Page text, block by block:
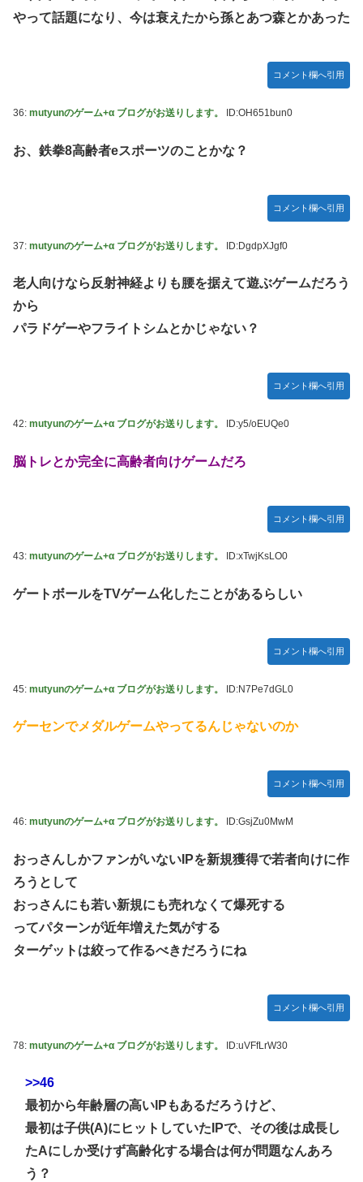
やって話題になり、今は衰えたから孫とあつ森とかあった
コメント欄へ引用
36: mutyunのゲーム+α ブログがお送りします。 ID:OH651bun0
お、鉄拳8高齢者eスポーツのことかな？
コメント欄へ引用
37: mutyunのゲーム+α ブログがお送りします。 ID:DgdpXJgf0
老人向けなら反射神経よりも腰を据えて遊ぶゲームだろう
から
パラドゲーやフライトシムとかじゃない？
コメント欄へ引用
42: mutyunのゲーム+α ブログがお送りします。 ID:y5/oEUQe0
脳トレとか完全に高齢者向けゲームだろ
コメント欄へ引用
43: mutyunのゲーム+α ブログがお送りします。 ID:xTwjKsLO0
ゲートボールをTVゲーム化したことがあるらしい
コメント欄へ引用
45: mutyunのゲーム+α ブログがお送りします。 ID:N7Pe7dGL0
ゲーセンでメダルゲームやってるんじゃないのか
コメント欄へ引用
46: mutyunのゲーム+α ブログがお送りします。 ID:GsjZu0MwM
おっさんしかファンがいないIPを新規獲得で若者向けに作
ろうとして
おっさんにも若い新規にも売れなくて爆死する
ってパターンが近年増えた気がする
ターゲットは絞って作るべきだろうにね
コメント欄へ引用
78: mutyunのゲーム+α ブログがお送りします。 ID:uVFfLrW30
>>46
最初から年齢層の高いIPもあるだろうけど、
最初は子供(A)にヒットしていたIPで、その後は成長し
たAにしか受けず高齢化する場合は何が問題なんあろ
う？